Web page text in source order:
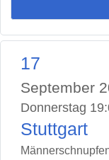
17
September
Donnerstag
Stuttgart